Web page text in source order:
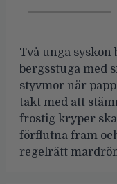
Två unga syskon
bergsstuga med
styvmor när
takt med att
frostig kryper
förflutna fram
regelrätt